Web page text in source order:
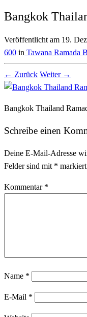
Bangkok
Veröffentlicht am 19.
600 in Tawana Ramada
← Zurück Weiter →
Bangkok Thailand
Schreibe einen
Deine E-Mail-Adresse
Felder sind mit * markiert
Kommentar *
Name *
E-Mail *